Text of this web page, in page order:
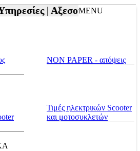
|Αξεσουάρ Αναβάτη
MENU
NON PAPER - απόψεις
Τιμές ηλεκτρικών Scooter
και μοτοσυκλετών